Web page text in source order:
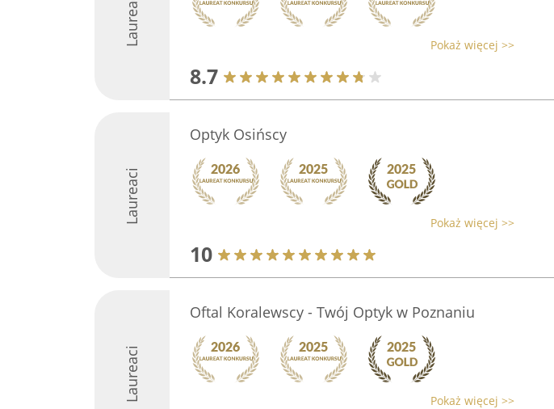
Laureaci Pokaż więcej >>
8.7
Laureaci
Optyk Osińscy
Pokaż więcej >>
10
Laureaci
Oftal Koralewscy - Twój Optyk w Poznaniu
Pokaż więcej >>